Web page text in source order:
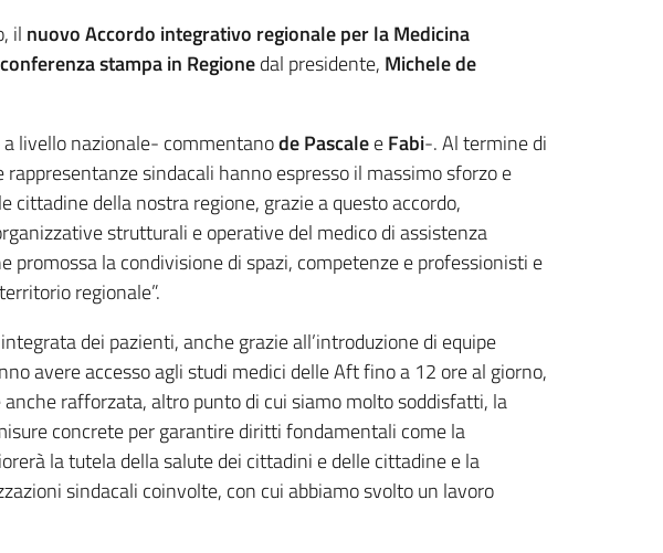
il nuovo Accordo integrativo regionale per la Medicina
conferenza stampa in Regionedal presidente, Michele de
livello nazionale- commentanode PascaleeFabi-. Al termine di
sindacali hanno espresso il massimo sforzo e
della nostra regione, grazie a questo accordo,
strutturali e operative del medico di assistenza
la condivisione di spazi, competenze e professionisti e
regionale”.
dei pazienti, anche grazie all’introduzione di equipe
avere accesso agli studi medici delle Aft fino a 12 ore al giorno,
rafforzata, altro punto di cui siamo molto soddisfatti, la
concrete per garantire diritti fondamentali come la
la tutela della salute dei cittadini e delle cittadine e la
sindacali coinvolte, con cui abbiamo svolto un lavoro